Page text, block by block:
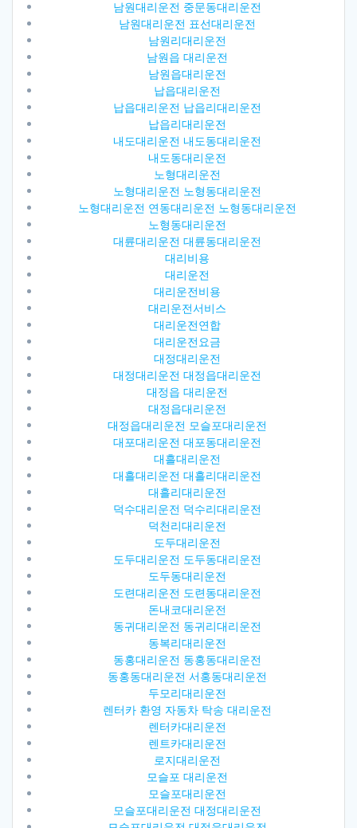
남원대리운전 중문동대리운전
남원대리운전 표선대리운전
남원리대리운전
남원읍 대리운전
남원읍대리운전
납읍대리운전
납읍대리운전 납읍리대리운전
납읍리대리운전
내도대리운전 내도동대리운전
내도동대리운전
노형대리운전
노형대리운전 노형동대리운전
노형대리운전 연동대리운전 노형동대리운전
노형동대리운전
대륜대리운전 대륜동대리운전
대리비용
대리운전
대리운전비용
대리운전서비스
대리운전연합
대리운전요금
대정대리운전
대정대리운전 대정읍대리운전
대정읍 대리운전
대정읍대리운전
대정읍대리운전 모슬포대리운전
대포대리운전 대포동대리운전
대흘대리운전
대흘대리운전 대흘리대리운전
대흘리대리운전
덕수대리운전 덕수리대리운전
덕천리대리운전
도두대리운전
도두대리운전 도두동대리운전
도두동대리운전
도련대리운전 도련동대리운전
돈내코대리운전
동귀대리운전 동귀리대리운전
동복리대리운전
동홍대리운전 동홍동대리운전
동홍동대리운전 서홍동대리운전
두모리대리운전
렌터카 환영 자동차 탁송 대리운전
렌터카대리운전
렌트카대리운전
로지대리운전
모슬포 대리운전
모슬포대리운전
모슬포대리운전 대정대리운전